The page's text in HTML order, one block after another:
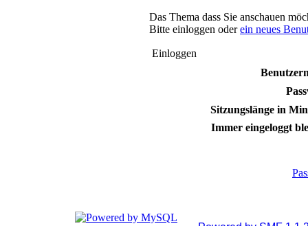
Das Thema dass Sie anschauen
Bitte einloggen oderein neues
Einloggen
Sitzungslänge in
Immer eingeloggt